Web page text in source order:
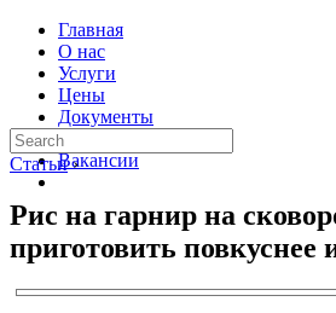
Главная
О нас
Услуги
Цены
Документы
Контакты
Вакансии
Статьи ›
Рис на гарнир на
приготовить